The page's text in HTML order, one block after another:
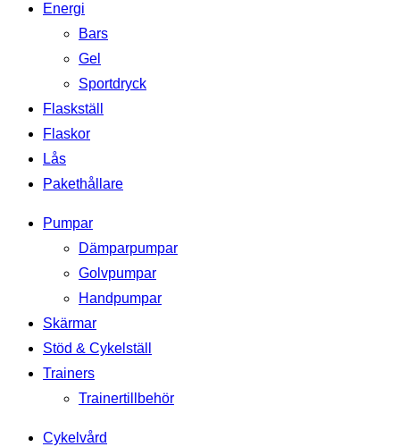
Energi
Bars
Gel
Sportdryck
Flaskställ
Flaskor
Lås
Pakethållare
Pumpar
Dämparpumpar
Golvpumpar
Handpumpar
Skärmar
Stöd & Cykelställ
Trainers
Trainertillbehör
Cykelvård